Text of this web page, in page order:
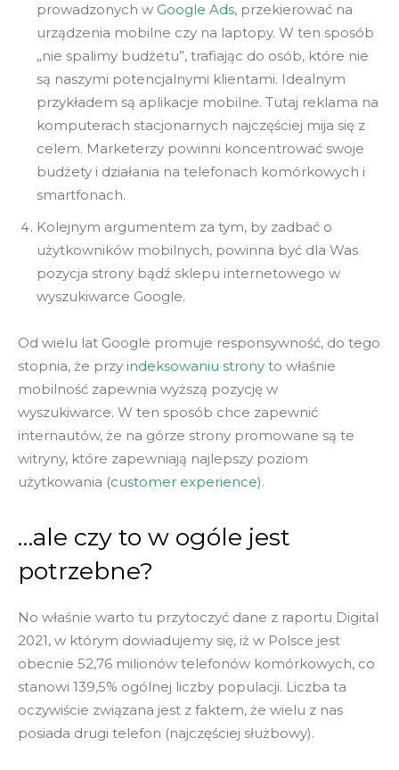
prowadzonych w Google Ads, przekierować na
urządzenia mobilne czy na laptopy. W ten sposób
„nie spalimy budżetu”, trafiając do osób, które nie
są naszymi potencjalnymi klientami. Idealnym
przykładem są aplikacje mobilne. Tutaj reklama na
komputerach stacjonarnych najczęściej mija się z
celem. Marketerzy powinni koncentrować swoje
budżety i działania na telefonach komórkowych i
smartfonach.
Kolejnym argumentem za tym, by zadbać o
użytkowników mobilnych, powinna być dla Was
pozycja strony bądź sklepu internetowego w
wyszukiwarce Google.
Od wielu lat Google promuje responsywność, do tego
stopnia, że przy indeksowaniu strony to właśnie
mobilność zapewnia wyższą pozycję w
wyszukiwarce. W ten sposób chce zapewnić
internautów, że na górze strony promowane są te
witryny, które zapewniają najlepszy poziom
użytkowania (customer experience).
…ale czy to w ogóle jest
potrzebne?
No właśnie warto tu przytoczyć dane z raportu Digital
2021, w którym dowiadujemy się, iż w Polsce jest
obecnie 52,76 milionów telefonów komórkowych, co
stanowi 139,5% ogólnej liczby populacji. Liczba ta
oczywiście związana jest z faktem, że wielu z nas
posiada drugi telefon (najczęściej służbowy).